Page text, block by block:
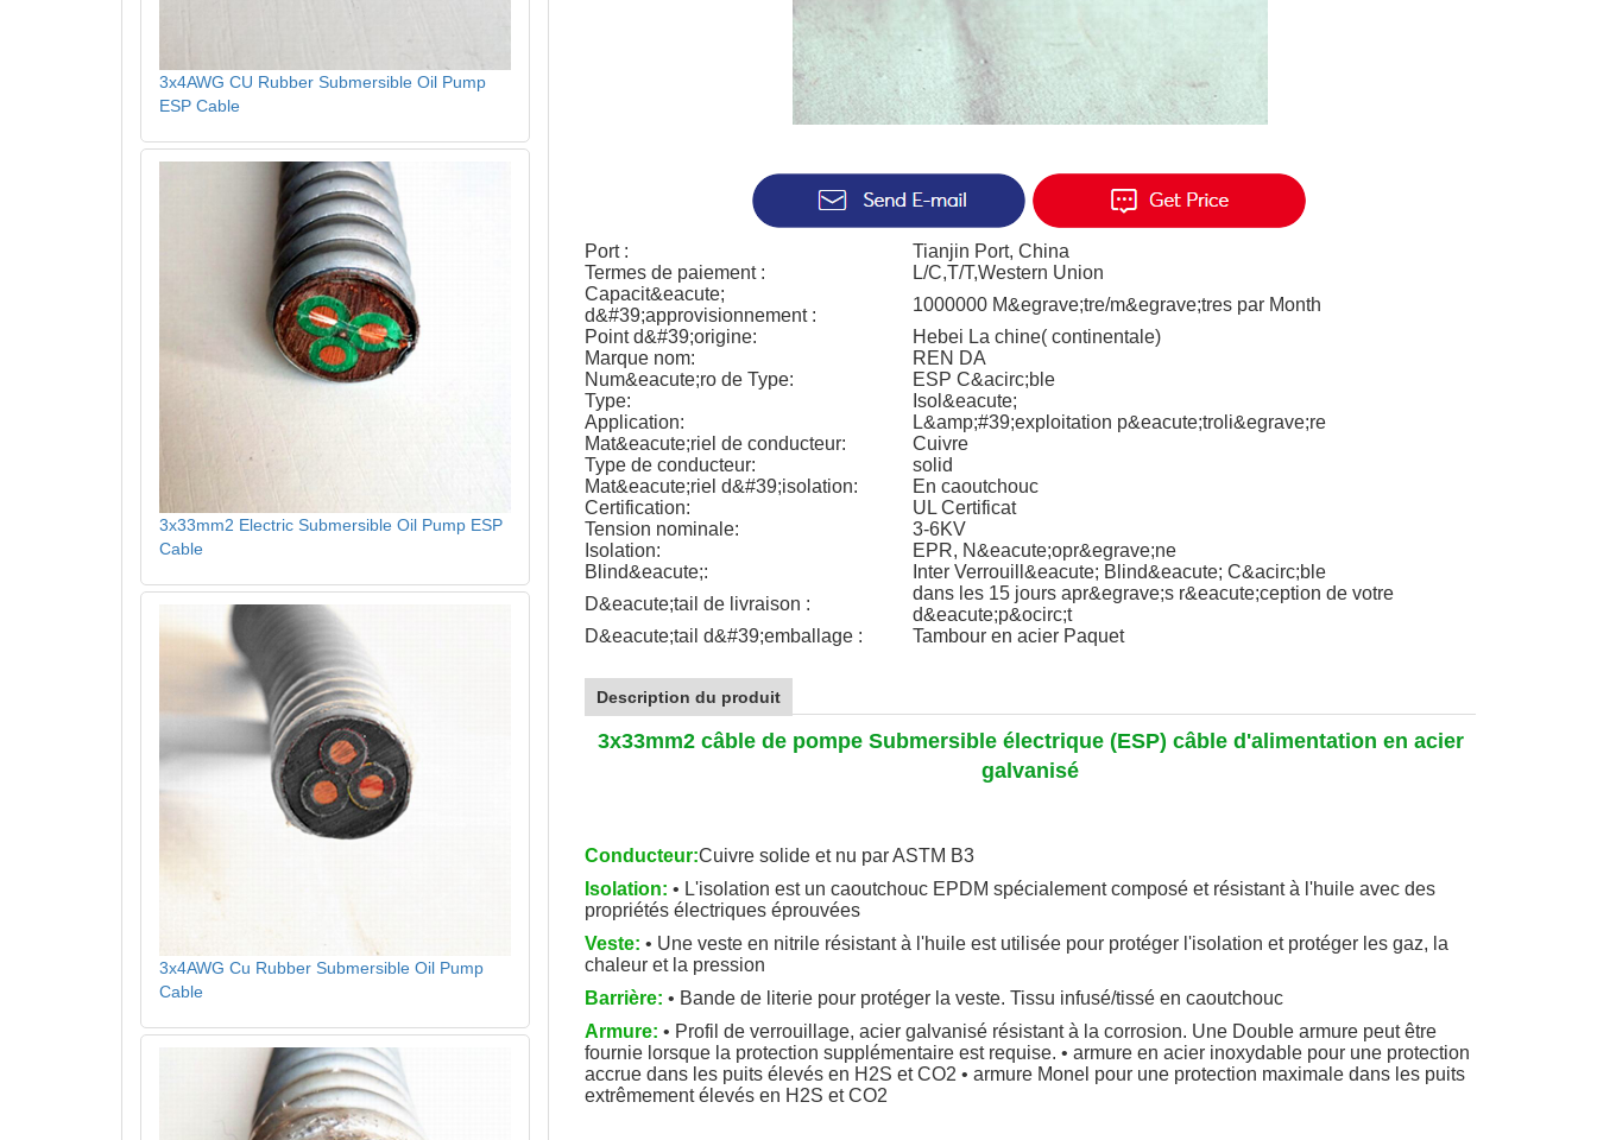
Port :
Tianjin Port, China
Termes de paiement :
L/C,T/T,Western Union
Capacit&eacute;
d&#39;approvisionnement :
1000000 M&egrave;tre/m&egrave;tres par Month
Point d&#39;origine:
Hebei La chine( continentale)
Marque nom:
REN DA
Num&eacute;ro de Type:
ESP C&acirc;ble
Type:
Isol&eacute;
Application:
L&amp;#39;exploitation p&eacute;troli&egrave;re
Mat&eacute;riel de conducteur:
Cuivre
Type de conducteur:
solid
Mat&eacute;riel d&#39;isolation:
En caoutchouc
Certification:
UL Certificat
Tension nominale:
3-6KV
Isolation:
EPR, N&eacute;opr&egrave;ne
Blind&eacute;:
Inter Verrouill&eacute; Blind&eacute; C&acirc;ble
D&eacute;tail de livraison :
dans les 15 jours apr&egrave;s r&eacute;ception de votre
d&eacute;p&ocirc;t
D&eacute;tail d&#39;emballage :
Tambour en acier Paquet
Description du produit
3x33mm2 câble de pompe Submersible électrique (ESP) câble d'alimentation en acier
galvanisé
Conducteur:Cuivre solide et nu par ASTM B3
Isolation: • L'isolation est un caoutchouc EPDM spécialement composé et résistant à l'huile avec des
propriétés électriques éprouvées
Veste: • Une veste en nitrile résistant à l'huile est utilisée pour protéger l'isolation et protéger les gaz, la
chaleur et la pression
Barrière: • Bande de literie pour protéger la veste. Tissu infusé/tissé en caoutchouc
Armure: • Profil de verrouillage, acier galvanisé résistant à la corrosion. Une Double armure peut être
fournie lorsque la protection supplémentaire est requise. • armure en acier inoxydable pour une protection
accrue dans les puits élevés en H2S et CO2 • armure Monel pour une protection maximale dans les puits
extrêmement élevés en H2S et CO2
3x4AWG CU Rubber Submersible Oil Pump
ESP Cable
3x33mm2 Electric Submersible Oil Pump ESP
Cable
3x4AWG Cu Rubber Submersible Oil Pump
Cable